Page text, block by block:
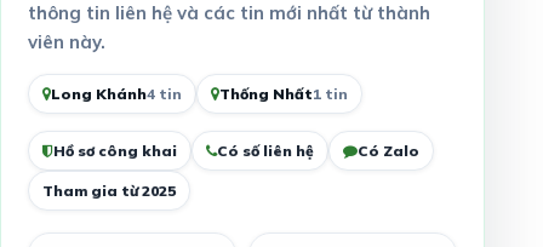
thông tin liên hệ và các tin mới nhất từ thành
viên này.
Long Khánh4 tin Thống Nhất1 tin
Hồ sơ công khai Có số liên hệ Có Zalo
Tham gia từ 2025